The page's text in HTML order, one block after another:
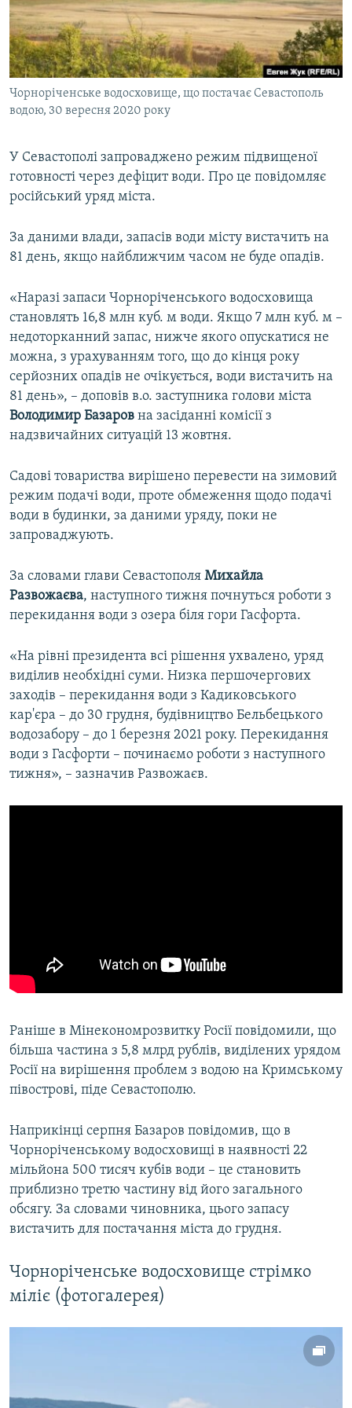
ВІДЕОУРОКИ «ELIFBE»
СВІДЧЕННЯ ОКУПАЦІЇ
УКРАЇНСЬКА ПРОБЛЕМА КРИМУ
ІНФОГРАФІКА
Русский
Qırımtatar
ДОЛУЧАЙСЯ!
Усі сайти RFE/RL
Чорноріченське водосховище, що постачає Севастополь
водою, 30 вересня 2020 року
У Севастополі запроваджено режим підвищеної
готовності через дефіцит води. Про це повідомляє
російський уряд міста.
За даними влади, запасів води місту вистачить на
81 день, якщо найближчим часом не буде опадів.
«Наразі запаси Чорноріченського водосховища
становлять 16,8 млн куб. м води. Якщо 7 млн куб. м –
недоторканний запас, нижче якого опускатися не
можна, з урахуванням того, що до кінця року
серйозних опадів не очікується, води вистачить на
81 день», – доповів в.о. заступника голови міста
Володимир Базаров на засіданні комісії з
надзвичайних ситуацій 13 жовтня.
Садові товариства вирішено перевести на зимовий
режим подачі води, проте обмеження щодо подачі
води в будинки, за даними уряду, поки не
запроваджують.
За словами глави Севастополя Михайла
Развожаєва, наступного тижня почнуться роботи з
перекидання води з озера біля гори Гасфорта.
«На рівні президента всі рішення ухвалено, уряд
виділив необхідні суми. Низка першочергових
заходів – перекидання води з Кадиковського
кар'єра – до 30 грудня, будівництво Бельбецького
водозабору – до 1 березня 2021 року. Перекидання
води з Гасфорти – починаємо роботи з наступного
тижня», – зазначив Развожаєв.
Раніше в Мінекономрозвитку Росії повідомили, що
більша частина з 5,8 млрд рублів, виділених урядом
Росії на вирішення проблем з водою на Кримському
півострові, піде Севастополю.
Наприкінці серпня Базаров повідомив, що в
Чорноріченському водосховищі в наявності 22
мільйона 500 тисяч кубів води – це становить
приблизно третю частину від його загального
обсягу. За словами чиновника, цього запасу
вистачить для постачання міста до грудня.
Чорноріченське водосховище стрімко
міліє (фотогалерея)